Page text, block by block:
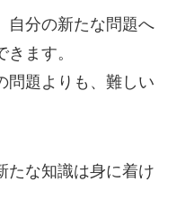
自分の新たな問題へ
ます。
問題よりも、難しい
たな知識は身に着け